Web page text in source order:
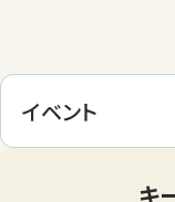
店舗一覧
店舗のご案内
キ